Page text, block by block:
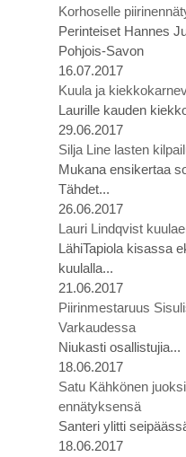
Korhoselle
Perinteiset Hannes
Pohjois-Savon
16.07.2017
Kuula ja
Laurille kauden
29.06.2017
Silja Line lasten
Mukana ensikertaa
Tähdet...
26.06.2017
Lauri Lindqvist
LähiTapiola kisassa
kuulalla...
21.06.2017
Piirinmestaruus
Varkaudessa
Niukasti osallistujia...
18.06.2017
Satu Kähkönen
ennätyksensä
Santeri ylitti
18.06.2017